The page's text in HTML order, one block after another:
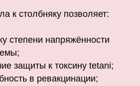
к столбняку позволяет:
степени напряжённости
защиты к токсину tetani;
в ревакцинации;